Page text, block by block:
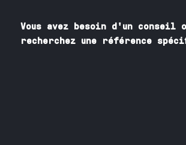
Vous avez besoin d'un conseil
recherchez une référence